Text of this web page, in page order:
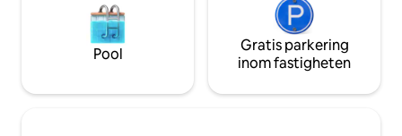
Pool
Gratis parkering
inom fastigheten